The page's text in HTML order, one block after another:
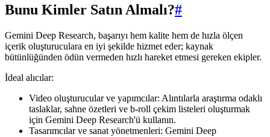
Bunu Kimler Satın Almalı?#
Gemini Deep Research, başarıyı hem kalite hem de hızla ölçen
içerik oluşturuculara en iyi şekilde hizmet eder; kaynak
bütünlüğünden ödün vermeden hızlı hareket etmesi gereken ekipler.
İdeal alıcılar:
Video oluşturucular ve yapımcılar: Alıntılarla araştırma odaklı
taslaklar, sahne özetleri ve b-roll çekim listeleri oluşturmak
için Gemini Deep Research'ü kullanın.
Tasarımcılar ve sanat yönetmenleri: Gemini Deep